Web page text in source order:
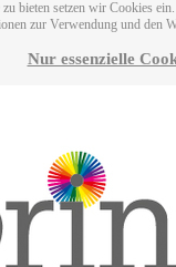
bieten setzen wir Cookies
zur Verwendung und den
Nur essenzielle